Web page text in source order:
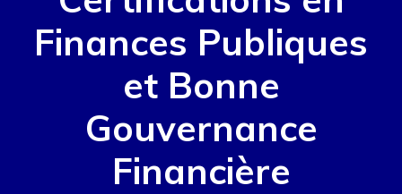
Finances Publiques
et Bonne
Gouvernance
Financière